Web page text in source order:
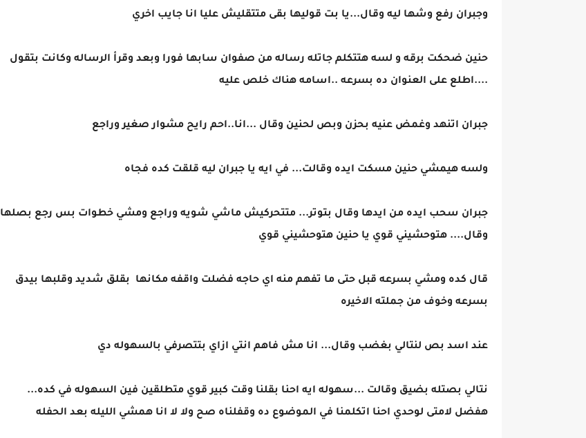
وجبران رفع وشها ليه وقال...يا بت قوليها بقى متتقليش عليا انا جايب اخري
حنين ضحكت برقه و لسه هتتكلم جاتله رساله من صفوان سابها فورا وبعد وقرأ الرساله وكانت بتقول
....اطلع على العنوان ده بسرعه ..اسامه هناك خلص عليه
جبران اتنهد وغمض عنيه بحزن وبص لحنين وقال ...انا..احم رايح مشوار صغير وراجع
ولسه هيمشي حنين مسكت ايده وقالت... في ايه يا جبران ليه قلقت كده فجاه
جبران سحب ايده من ايدها وقال بتوتر... متتحركيش ماشي شويه وراجع ومشي خطوات بس رجع بصلها
وقال.... هتوحشيني قوي يا حنين هتوحشيني قوي
قال كده ومشي بسرعه قبل حتى ما تفهم منه اي حاجه فضلت واقفه مكانها بقلق شديد وقلبها بيدق
بسرعه وخوف من جملته الاخيره
عند اسد بص لنتالي بغضب وقال... انا مش فاهم انتي ازاي بتتصرفي بالسهوله دي
نتالي بصتله بضيق وقالت ...سهوله ايه احنا بقلنا وقت كبير قوي متطلقين فين السهوله في كده...
هفضل لامتى لوحدي احنا اتكلمنا في الموضوع ده وقفلناه صح ولا لا انا همشي الليله بعد الحفله